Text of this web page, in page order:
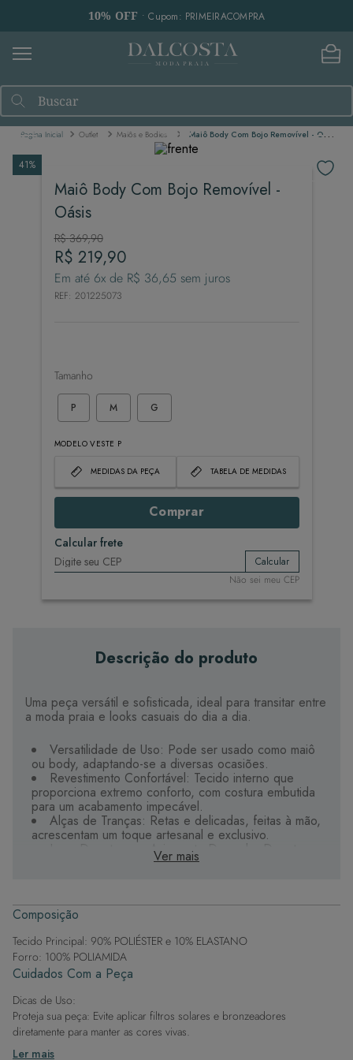
10% OFF • Cupom: PRIMEIRACOMPRA
Buscar
Outlet Maiôs e Bodies Maiô Body Com Bojo Removível - Oásis
41%
Maiô Body Com Bojo Removível -
Oásis
R$ 369,90
R$ 219,90
Em até 6x de R$ 36,65 sem juros
REF: 201225073
Tamanho
P M G
MODELO VESTE P
MEDIDAS DA PEÇA TABELA DE MEDIDAS
Comprar
Calcular frete
Calcular
Não sei meu CEP
Descrição do produto
Uma peça versátil e sofisticada, ideal para transitar entre
a moda praia e looks casuais do dia a dia.
Versatilidade de Uso: Pode ser usado como maiô
ou body, adaptando-se a diversas ocasiões.
Revestimento Confortável: Tecido interno que
proporciona extremo conforto, com costura embutida
para um acabamento impecável.
Alças de Tranças: Retas e delicadas, feitas à mão,
acrescentam um toque artesanal e exclusivo.
Leve Decote com Aviamento Dourado: Decote
discreto preso por aviamento em banho de ouro
no bumbum, oferecendo um equilíbrio perfeito de
cobertura e estilo.
Tecido de Alta Qualidade: Garante maciez,
durabilidade e rápida secagem, mantendo o conforto.
Bojo Maleável e Removível: Impermeável e super
macio, não absorve água.
Este maiô body é a escolha perfeita para quem busca
combinar elegância, conforto e uma proposta moderna
em uma única peça.
Ver mais
Composição
Tecido Principal: 90% POLIÉSTER e 10% ELASTANO
Forro: 100% POLIAMIDA
Cuidados Com a Peça
Dicas de Uso:
Proteja sua peça: Evite aplicar filtros solares e bronzeadores
diretamente para manter as cores vivas.
Após a piscina: Lembre-se de que o cloro pode desgastar o tecido,
Ler mais